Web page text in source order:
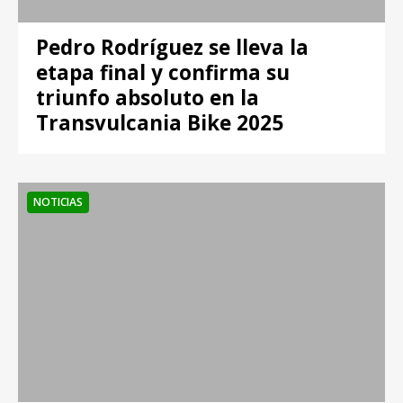
Pedro Rodríguez se lleva la
etapa final y confirma su
triunfo absoluto en la
Transvulcania Bike 2025
NOTICIAS